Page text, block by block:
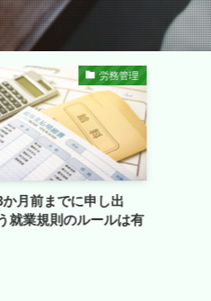
労務管理
残業が年6回を超えると
？（担当者向け）